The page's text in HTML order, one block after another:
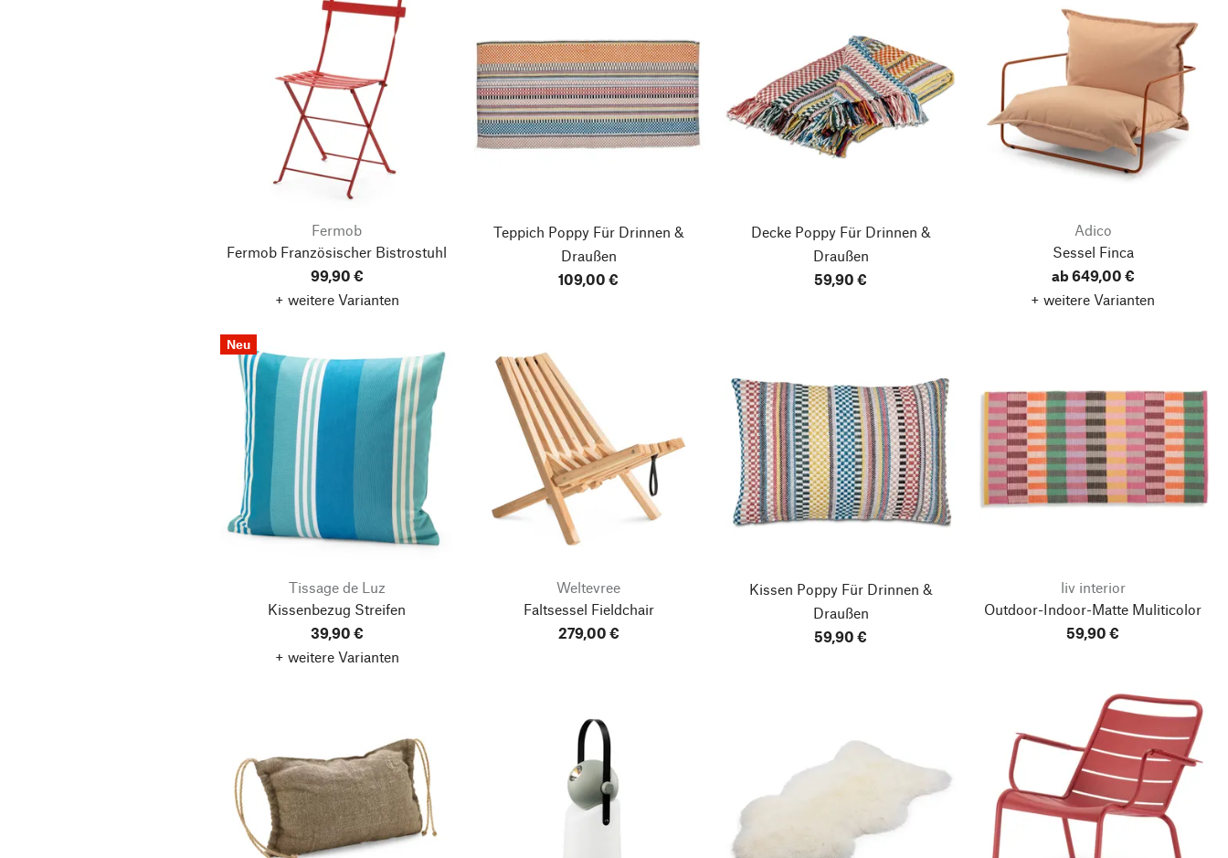
Fermob
Fermob Französischer Bistrostuhl
99,90 €
+ weitere Varianten
Teppich PoppyFür Drinnen &
Draußen
109,00 €
Decke PoppyFür Drinnen &
Draußen
59,90 €
Adico
Sessel Finca
ab 649,00 €
+ weitere Varianten
Neu
Tissage de Luz
Kissenbezug Streifen
39,90 €
+ weitere Varianten
Weltevree
Faltsessel Fieldchair
279,00 €
Kissen PoppyFür Drinnen &
Draußen
59,90 €
liv interior
Outdoor-Indoor-Matte Muliticolor
59,90 €